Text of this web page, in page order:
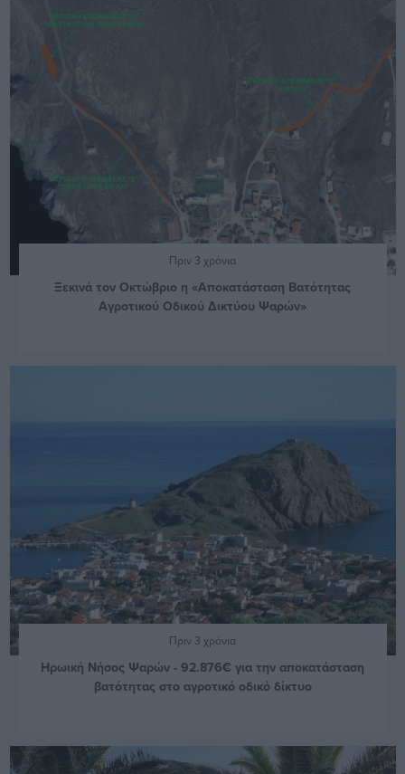
Πριν 3 χρόνια
Ξεκινά τον Οκτώβριο η «Αποκατάσταση Βατότητας
Αγροτικού Οδικού Δικτύου Ψαρών»
Πριν 3 χρόνια
Ηρωική Νήσος Ψαρών - 92.876€ για την αποκατάσταση
βατότητας στο αγροτικό οδικό δίκτυο